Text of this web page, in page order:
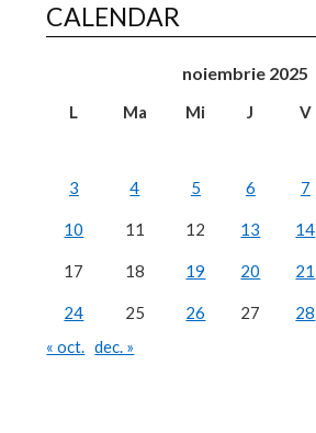
CALENDAR
noiembrie 2025
L Ma Mi J V
3 4 5 6 7
10 11 12 13 14
17 18 19 20 21
24 25 26 27 28
« oct. dec. »